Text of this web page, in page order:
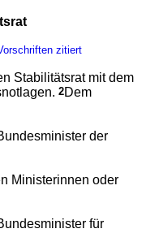
zitiert
Stabilitätsrat mit dem
2Dem
der
Ministerinnen oder
für